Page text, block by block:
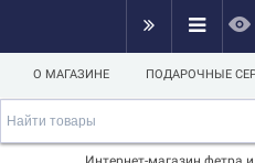
О МАГАЗИНЕ ПОДАРОЧНЫЕ